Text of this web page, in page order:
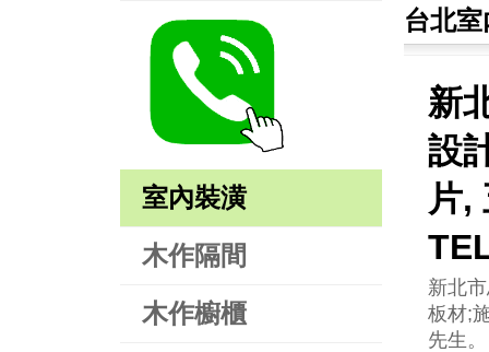
室內裝潢
木作隔間
木作櫥櫃
台北
新
設
片,
新北
板材;
先生。